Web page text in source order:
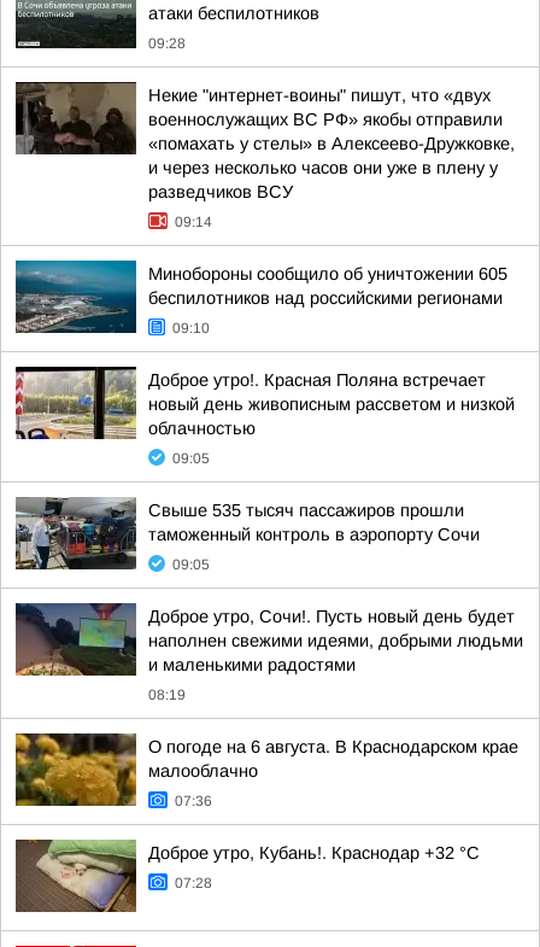
атаки беспилотников
09:28
Некие "интернет-воины" пишут, что «двух
военнослужащих ВС РФ» якобы отправили
«помахать у стелы» в Алексеево-Дружковке,
и через несколько часов они уже в плену у
разведчиков ВСУ
09:14
Минобороны сообщило об уничтожении 605
беспилотников над российскими регионами
09:10
Доброе утро!. Красная Поляна встречает
новый день живописным рассветом и низкой
облачностью
09:05
Свыше 535 тысяч пассажиров прошли
таможенный контроль в аэропорту Сочи
09:05
Доброе утро, Сочи!. Пусть новый день будет
наполнен свежими идеями, добрыми людьми
и маленькими радостями
08:19
О погоде на 6 августа. В Краснодарском крае
малооблачно
07:36
Доброе утро, Кубань!. Краснодар +32 °С
07:28